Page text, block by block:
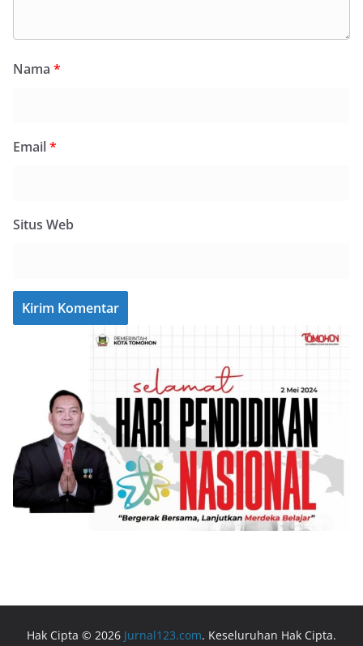
Nama *
Email*
Situs Web
Hak Cipta © 2026 Jurnal123.com. Keseluruhan Hak Cipta.